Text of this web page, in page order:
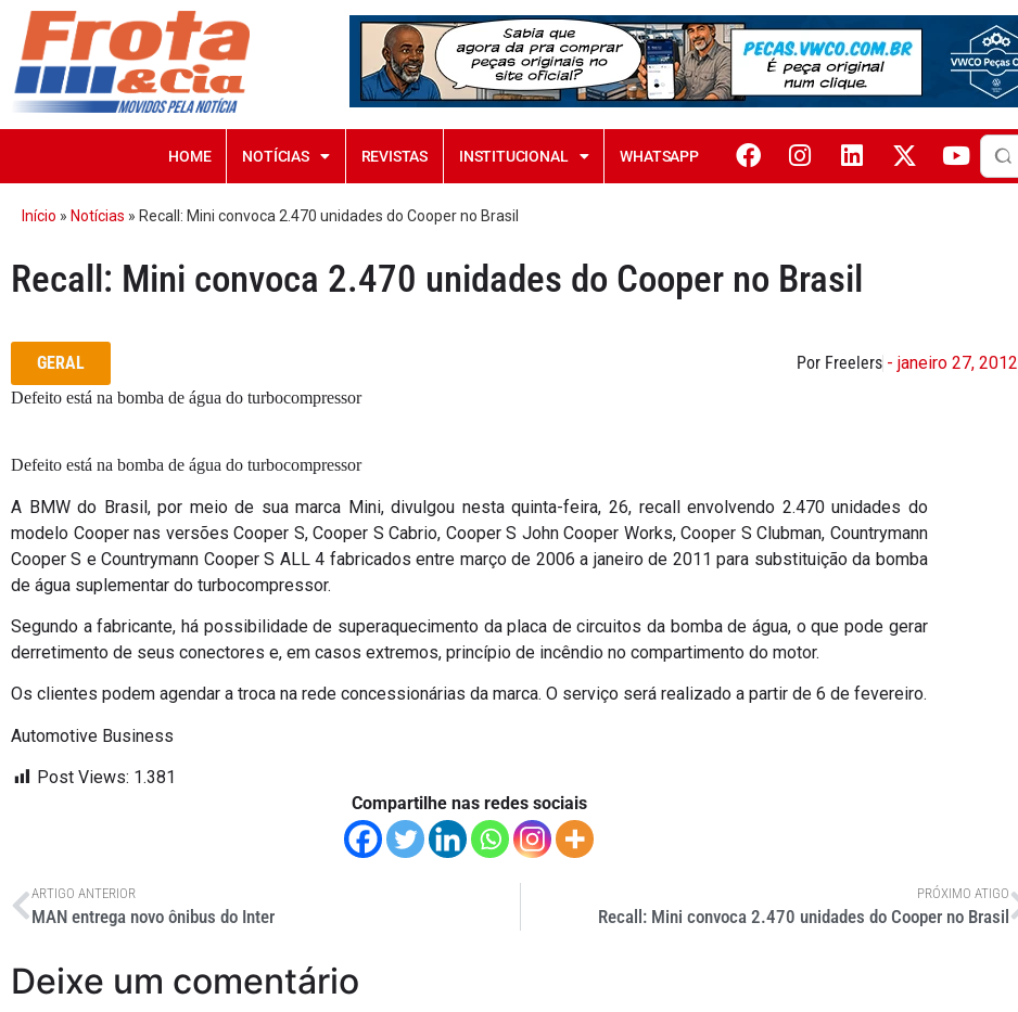
HOME NOTÍCIAS REVISTAS INSTITUCIONAL WHATSAPP
Início » Notícias » Recall: Mini convoca 2.470 unidades do Cooper no Brasil
Recall: Mini convoca 2.470 unidades do Cooper no Brasil
GERAL Por Freelers - janeiro 27, 2012
Defeito está na bomba de água do turbocompressor
Defeito está na bomba de água do turbocompressor
A BMW do Brasil, por meio de sua marca Mini, divulgou nesta quinta-feira, 26, recall envolvendo 2.470 unidades do
modelo Cooper nas versões Cooper S, Cooper S Cabrio, Cooper S John Cooper Works, Cooper S Clubman, Countrymann
Cooper S e Countrymann Cooper S ALL 4 fabricados entre março de 2006 a janeiro de 2011 para substituição da bomba
de água suplementar do turbocompressor.
Segundo a fabricante, há possibilidade de superaquecimento da placa de circuitos da bomba de água, o que pode gerar
derretimento de seus conectores e, em casos extremos, princípio de incêndio no compartimento do motor.
Os clientes podem agendar a troca na rede concessionárias da marca. O serviço será realizado a partir de 6 de fevereiro.
Automotive Business
Post Views: 1.381
Compartilhe nas redes sociais
ARTIGO ANTERIOR
MAN entrega novo ônibus do Inter
PRÓXIMO ATIGO
Recall: Mini convoca 2.470 unidades do Cooper no Brasil
Deixe um comentário